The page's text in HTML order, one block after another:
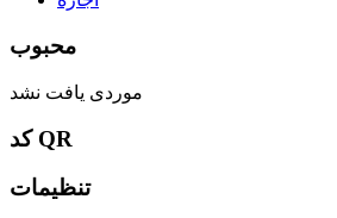
محبوب
موردی یافت نشد
کد QR
تنظیمات